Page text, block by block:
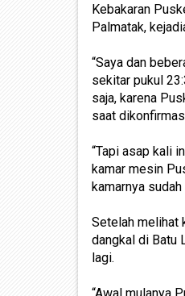
Kebakaran
Palmatak,
“Saya dan
sekitar pukul
saja, karena
saat
“Tapi asap kali
kamar mesin
kamarnya
Setelah melihat
dangkal di Batu
lagi.